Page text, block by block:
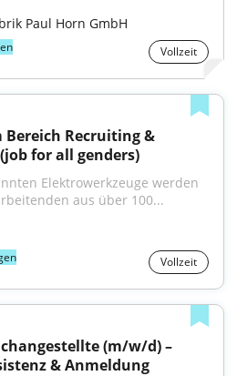
Paul Horn GmbH
Vollzeit
Recruiting &
for all genders)
Elektrowerkzeuge werden
aus über 100...
Vollzeit
(m/w/d) –
& Anmeldung